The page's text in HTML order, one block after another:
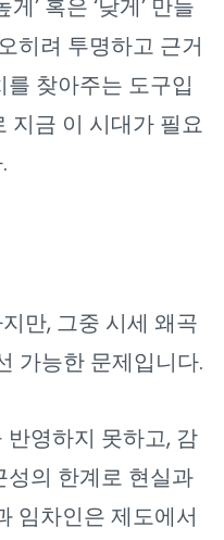
’ 혹은 ‘낮게’ 만들
히려 투명하고 근거
찾아주는 도구입
지금 이 시대가 필요
만, 그중 시세 왜곡
가능한 문제입니다.
영하지 못하고, 감
의 한계로 현실과
임차인은 제도에서